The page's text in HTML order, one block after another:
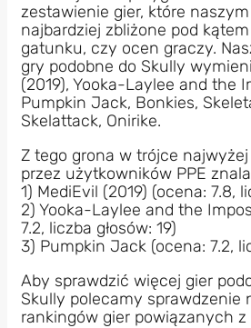
zestawienie gier, które
najbardziej zbliżone pod
gatunku, czy ocen graczy.
gry podobne do Skully
(2019), Yooka-Laylee and the
Pumpkin Jack, Bonkies,
Skelattack, Onirike.
Z tego grona w trójce
przez użytkowników PPE
1) MediEvil (2019) (ocena: 7.8,
2) Yooka-Laylee and the
7.2, liczba głosów: 19)
3) Pumpkin Jack (ocena: 7.2,
Aby sprawdzić więcej gier
Skully polecamy sprawdzenie
rankingów gier powiązanych